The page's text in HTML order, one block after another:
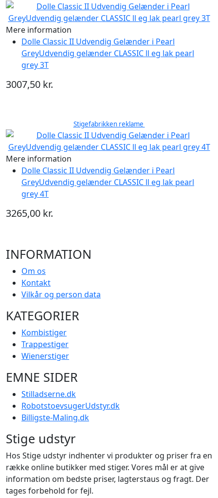
Mere information
Dolle Classic II Udvendig Gelænder i Pearl
GreyUdvendig gelænder CLASSIC ll eg lak pearl
grey 3T
3007,50 kr.
Stigefabrikken reklame
Mere information
Dolle Classic II Udvendig Gelænder i Pearl
GreyUdvendig gelænder CLASSIC ll eg lak pearl
grey 4T
3265,00 kr.
INFORMATION
Om os
Kontakt
Vilkår og person data
KATEGORIER
Kombistiger
Trappestiger
Wienerstiger
EMNE SIDER
Stilladserne.dk
RobotstoevsugerUdstyr.dk
Billigste-Maling.dk
Stige udstyr
Hos Stige udstyr indhenter vi produkter og priser fra en
række online butikker med stiger. Vores mål er at give
information om bedste priser, lagterstaus og fragt. Der
tages forbehold for fejl.